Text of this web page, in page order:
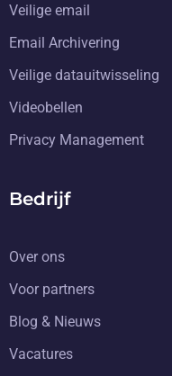
Veilige email
Email Archivering
Veilige datauitwisseling
Videobellen
Privacy Management
Bedrijf
Over ons
Voor partners
Blog & Nieuws
Vacatures